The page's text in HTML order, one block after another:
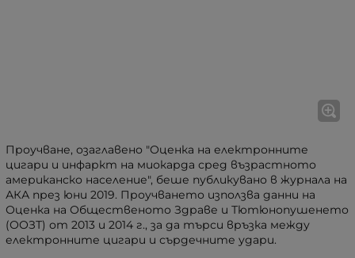
Проучване, озаглавено "Оценка на електронните
цигари и инфаркт на миокарда сред възрастното
американско население", беше публикувано в журнала на
АКА през юни 2019. Проучването използва данни на
Оценка на Общественото Здраве и Тютюнопушенето
(ООЗТ) от 2013 и 2014 г., за да търси връзка между
електронните цигари и сърдечните удари.